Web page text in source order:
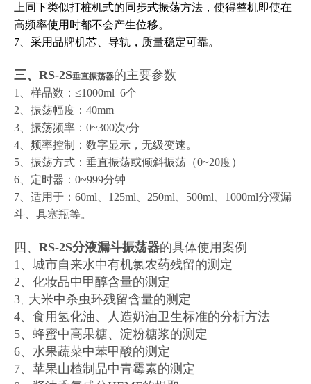
上同下类似打桩机式的同步式振荡方法，使得整机即使在
高频率使用时都不会产生位移。
7、采用品牌机芯、导轨，质量稳定可靠。
三、RS-2S垂直振荡器的主要参数
1、样品数：≤1000ml 6个
2、振荡幅度：40mm
3、振荡频率：0~300次/分
4、频率控制：数字显示，无级变速。
5、振荡方式：垂直振荡或倾斜振荡（0~20度）
6、定时器：0~999分钟
7、适用于：60ml、125ml、250ml、500ml、1000ml分液漏
斗、具塞瓶等。
四、 RS-2S分液漏斗振荡器的具体使用案例
1、城市自来水中有机氯农药残留的测定
2、化妆品中甲醇含量的测定
3
大米中杀虫环残留含量的测定
4、食用氢化油、人造奶油卫生标准的分析方法
5、蜂蜜中高果糖、淀粉糖浆的测定
6、水果蔬菜中苯甲酸的测定
7、苹果山楂制品中青霉素的测定